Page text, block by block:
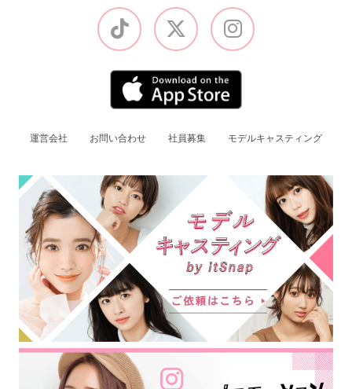
運営会社 お問い合わせ 社員募集 モデルキャスティング